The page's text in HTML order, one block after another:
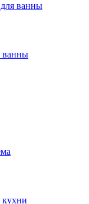
ванны
ванны
кухни